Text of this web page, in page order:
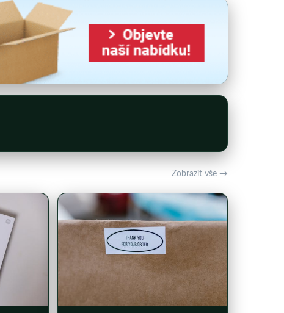
Zobrazit vše →